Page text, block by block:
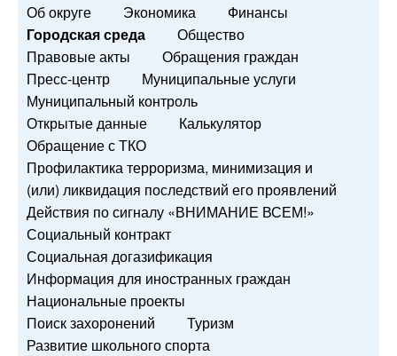
Об округе Экономика
Финансы
Городская среда
Общество
Правовые акты
Обращения граждан
Пресс-центр
Муниципальные услуги
Муниципальный контроль
Открытые данные
Калькулятор
Обращение с ТКО
Профилактика терроризма, минимизация и
(или) ликвидация последствий его проявлений
Действия по сигналу «ВНИМАНИЕ ВСЕМ!»
Социальный контракт
Социальная догазификация
Информация для иностранных граждан
Национальные проекты
Поиск захоронений
Туризм
Развитие школьного спорта